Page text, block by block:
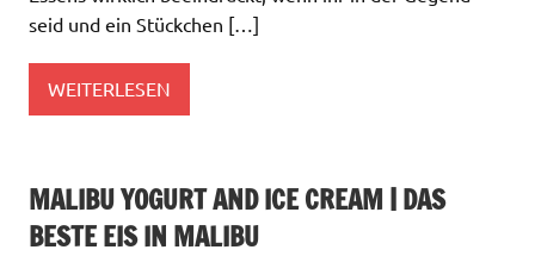
seid und ein Stückchen […]
WEITERLESEN
MALIBU YOGURT AND ICE CREAM | DAS
BESTE EIS IN MALIBU